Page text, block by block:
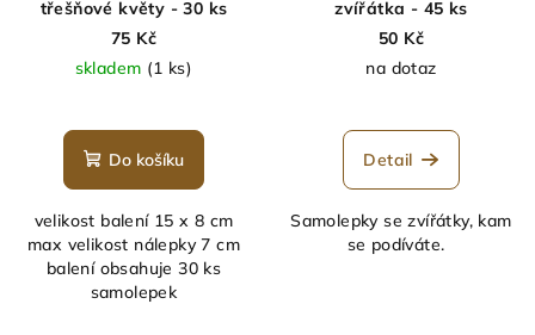
třešňové květy - 30 ks
75 Kč
skladem (1 ks)
Do košíku
velikost balení 15 x 8 cm
max velikost nálepky 7 cm
balení obsahuje 30 ks
samolepek
zvířátka - 45 ks
50 Kč
na dotaz
Detail
Samolepky se zvířátky, kam
se podíváte.